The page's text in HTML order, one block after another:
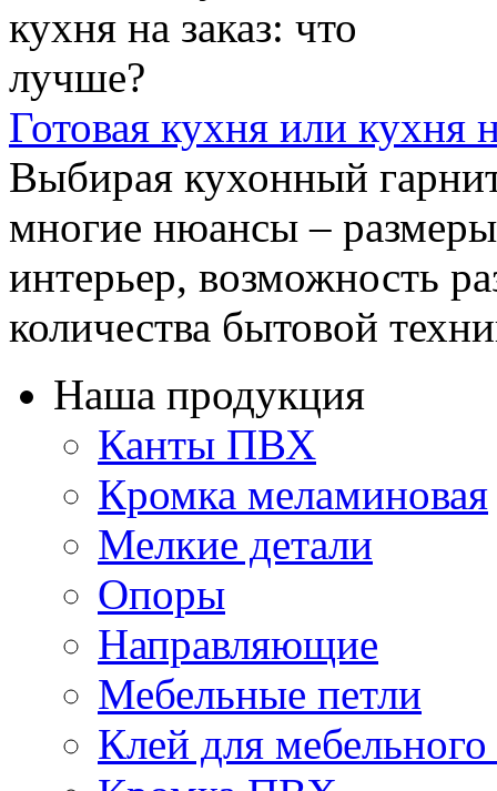
Готовая кухня или кухня
Выбирая кухонный
многие нюансы –
интерьер, возможность
количества бытовой
Наша продукция
Канты ПВХ
Кромка меламиновая
Мелкие детали
Опоры
Направляющие
Мебельные петли
Клей для мебельного